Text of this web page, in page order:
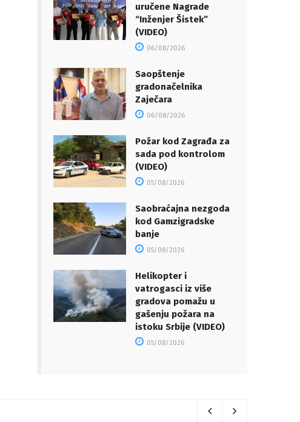
uručene Nagrade
“Inženjer Šistek”
(VIDEO)
06/08/2026
Saopštenje
gradonačelnika
Zaječara
06/08/2026
Požar kod Zagrađa za
sada pod kontrolom
(VIDEO)
05/08/2026
Saobraćajna nezgoda
kod Gamzigradske
banje
05/08/2026
Helikopter i
vatrogasci iz više
gradova pomažu u
gašenju požara na
istoku Srbije (VIDEO)
05/08/2026